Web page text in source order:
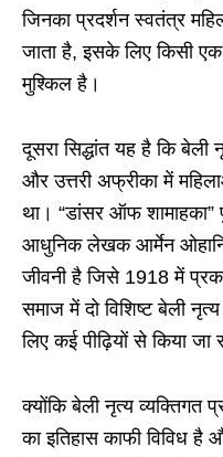
जिनका प्रदर्शन स्वतंत्र
जाता है, इसके लिए किसी
मुश्किल है।
दूसरा सिद्धांत यह है कि
और उत्तरी अफ्रीका में
था। “डांसर ऑफ
आधुनिक लेखक आर्मेन
जीवनी है जिसे 1918 में
समाज में दो विशिष्ट बेली
लिए कई पीढ़ियों से किया जा
क्योंकि बेली नृत्य व्यक्तिगत
का इतिहास काफी विविध है